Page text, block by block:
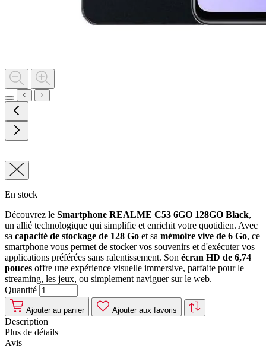
En stock
Découvrez le Smartphone REALME C53 6GO 128GO Black,
un allié technologique qui simplifie et enrichit votre quotidien. Avec
sa capacité de stockage de 128 Go et sa mémoire vive de 6 Go, ce
smartphone vous permet de stocker vos souvenirs et d'exécuter vos
applications préférées sans ralentissement. Son écran HD de 6,74
pouces offre une expérience visuelle immersive, parfaite pour le
streaming, les jeux, ou simplement naviguer sur le web.
Quantité
Ajouter au panier Ajouter aux favoris
Description
Plus de détails
Avis